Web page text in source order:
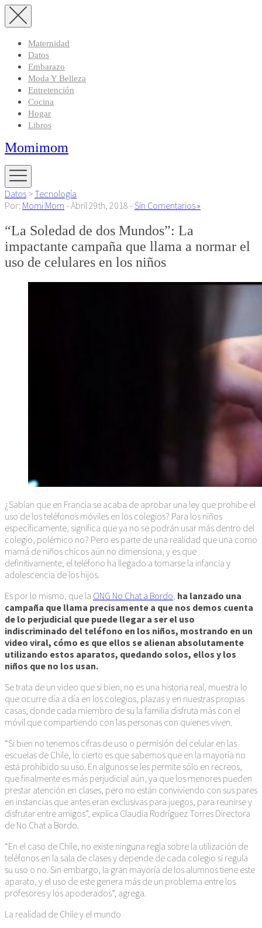
Maternidad
Datos
Embarazo
Moda Y Belleza
Entretención
Cocina
Hogar
Libros
Momimom
Datos > Tecnología
Por: Momi Mom - Abril 29th, 2018 - Sin Comentarios »
“La Soledad de dos Mundos”: La
impactante campaña que llama a normar el
uso de celulares en los niños
¿Sabían que en Francia se acaba de aprobar una ley que prohibe el
uso de los teléfonos móviles en los colegios? Para los niños
específicamente, significa que ya no se podrán usar más dentro del
colegio, polémico no? Pero es parte de una realidad que una como
mamá de niños chicos aún no dimensiona, y es que
definitivamente, el teléfono ha llegado a tomarse la infancia y
adolescencia de los hijos.
Es por lo mismo, que la ONG No Chat a Bordo ha lanzado una
campaña que llama precisamente a que nos demos cuenta
de lo perjudicial que puede llegar a ser el uso
indiscriminado del teléfono en los niños, mostrando en un
video viral, cómo es que ellos se alienan absolutamente
utilizando estos aparatos, quedando solos, ellos y los
niños que no los usan.
Se trata de un video que si bien, no es una historia real, muestra lo
que ocurre día a día en los colegios, plazas y en nuestras propias
casas, donde cada miembro de su la familia disfruta más con el
móvil que compartiendo con las personas con quienes viven.
“Si bien no tenemos cifras de uso o permisión del celular en las
escuelas de Chile, lo cierto es que sabemos que en la mayoría no
está prohibido su uso. En algunos se les permite sólo en recreos,
que finalmente es más perjudicial aún, ya que los menores pueden
prestar atención en clases, pero no están conviviendo con sus pares
en instancias que antes eran exclusivas para juegos, para reunirse y
disfrutar entre amigos”, explica Claudia Rodríguez Torres Directora
de No Chat a Bordo.
“En el caso de Chile, no existe ninguna regla sobre la utilización de
teléfonos en la sala de clases y depende de cada colegio si regula
su uso o no. Sin embargo, la gran mayoría de los alumnos tiene este
aparato, y el uso de este genera más de un problema entre los
profesores y los apoderados”, agrega.
La realidad de Chile y el mundo